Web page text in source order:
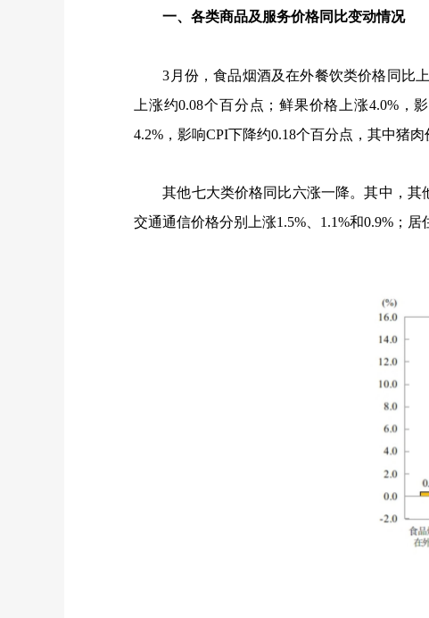
一、各类商品及服务价格同比变动情况
3 月份，食品烟酒及在外餐饮类价格同比
上涨约0.08个百分点；鲜果价格上涨4.0%，
4.2% ，影响CPI下降约0.18个百分点，其中猪肉
其他七大类价格同比六涨一降。其中，其
交通通信价格分别上涨1.5% 1.1%和0.9% ；居